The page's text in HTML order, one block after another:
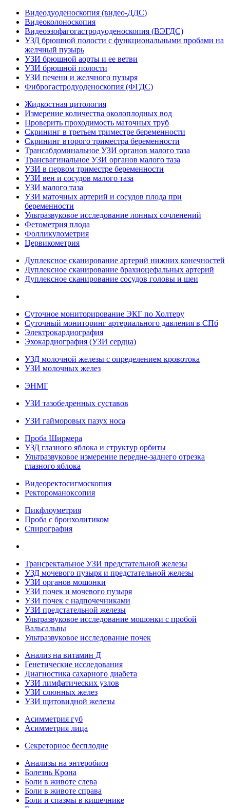
Видеодуоденоскопия (видео-ДДС)
Видеоколоноскопия
Видеоэзофагогастродуоденоскопия (ВЭГДС)
УЗД брюшной полости с функциональными пробами на
желчный пузырь
УЗИ брюшной аорты и ее ветви
УЗИ брюшной полости
УЗИ печени и желчного пузыря
Фиброгастродуоденоскопия (ФГДС)
Жидкостная цитология
Измерение количества околоплодных вод
Проверить проходимость маточных труб
Скрининг в третьем триместре беременности
Скрининг второго триместра беременности
Трансабдоминальное УЗИ органов малого таза
Трансвагинальное УЗИ органов малого таза
УЗИ в первом триместре беременности
УЗИ вен и сосудов малого таза
УЗИ малого таза
УЗИ маточных артерий и сосудов плода при
беременности
Ультразвуковое исследование лонных сочленений
Фетометрия плода
Фолликулометрия
Цервикометрия
Дуплексное сканирование артерий нижних конечностей
Дуплексное сканирование брахиоцефальных артерий
Дуплексное сканирование сосудов головы и шеи
Суточное мониторирование ЭКГ по Холтеру
Суточный мониторинг артериального давления в СПб
Электрокардиография
Эхокардиография (УЗИ сердца)
УЗД молочной железы с определением кровотока
УЗИ молочных желез
ЭНМГ
УЗИ тазобедренных суставов
УЗИ гайморовых пазух носа
Проба Ширмера
УЗД глазного яблока и структур орбиты
Ультразвуковое измерение передне-заднего отрезка
глазного яблока
Видеоректосигмоскопия
Ректороманоксопия
Пикфлоуметрия
Проба с бронхолитиком
Спирография
Трансректальное УЗИ предстательной железы
УЗД мочевого пузыря и предстательной железы
УЗИ органов мошонки
УЗИ почек и мочевого пузыря
УЗИ почек с надпочечниками
УЗИ предстательной железы
Ультразвуковое исследование мошонки с пробой
Вальсальвы
Ультразвуковое исследование почек
Анализ на витамин Д
Генетические исследования
Диагностика сахарного диабета
УЗИ лимфатических узлов
УЗИ слюнных желез
УЗИ щитовидной железы
Асимметрия губ
Асимметрия лица
Секреторное бесплодие
Анализы на энтеробиоз
Болезнь Крона
Боли в животе слева
Боли в животе справа
Боли и спазмы в кишечнике